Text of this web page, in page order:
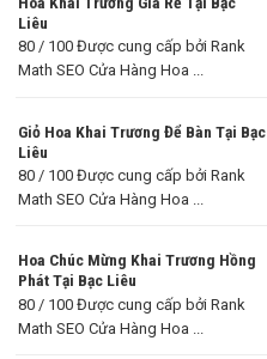
Liêu
80 / 100 Được cung cấp bởi Rank
Math SEO Cửa Hàng Hoa ...
Giỏ Hoa Khai Trương Để Bàn Tại Bạc
Liêu
80 / 100 Được cung cấp bởi Rank
Math SEO Cửa Hàng Hoa ...
Hoa Chúc Mừng Khai Trương Hồng
Phát Tại Bạc Liêu
80 / 100 Được cung cấp bởi Rank
Math SEO Cửa Hàng Hoa ...